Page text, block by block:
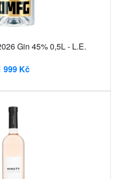
Gin 45% 0,5L - L.E.
999 Kč